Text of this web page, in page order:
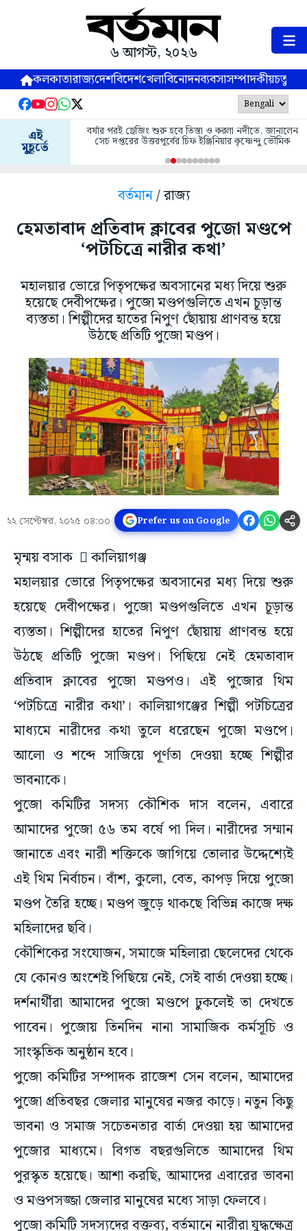
৬ আগস্ট, ২০২৬
কলকাতারাজ্যদেশবিদেশখেলাবিনোদনব্যবসাসম্পাদকীয়
এই
মুহূর্তে
বর্ষার পরই ড্রেজিং শুরু হবে তিস্তা ও করলা নদীতে, জানালেন
সেচ দপ্তরের উত্তরপূর্বের চিফ ইঞ্জিনিয়ার কৃষ্ণেন্দু ভৌমিক
বর্তমান/ রাজ্য
হেমতাবাদ প্রতিবাদ ক্লাবের পুজো মণ্ডপে
‘পটচিত্রে নারীর কথা’
মহালয়ার ভোরে পিতৃপক্ষের অবসানের মধ্য দিয়ে শুরু
হয়েছে দেবীপক্ষের। পুজো মণ্ডপগুলিতে এখন চূড়ান্ত
ব্যস্ততা। শিল্পীদের হাতের নিপুণ ছোঁয়ায় প্রাণবন্ত হয়ে
উঠছে প্রতিটি পুজো মণ্ডপ।
২২ সেপ্টেম্বর, ২০২৫ ০৪:০০ Prefer us on Google
মৃন্ময় বসাক  কালিয়াগঞ্জ
মহালয়ার ভোরে পিতৃপক্ষের অবসানের মধ্য দিয়ে শুরু
হয়েছে দেবীপক্ষের। পুজো মণ্ডপগুলিতে এখন চূড়ান্ত
ব্যস্ততা। শিল্পীদের হাতের নিপুণ ছোঁয়ায় প্রাণবন্ত হয়ে
উঠছে প্রতিটি পুজো মণ্ডপ। পিছিয়ে নেই হেমতাবাদ
প্রতিবাদ ক্লাবের পুজো মণ্ডপও। এই পুজোর থিম
‘পটচিত্রে নারীর কথা’। কালিয়াগঞ্জের শিল্পী পটচিত্রের
মাধ্যমে নারীদের কথা তুলে ধরেছেন পুজো মণ্ডপে।
আলো ও শব্দে সাজিয়ে পূর্ণতা দেওয়া হচ্ছে শিল্পীর
ভাবনাকে।
পুজো কমিটির সদস্য কৌশিক দাস বলেন, এবারে
আমাদের পুজো ৫৬ তম বর্ষে পা দিল। নারীদের সম্মান
জানাতে এবং নারী শক্তিকে জাগিয়ে তোলার উদ্দেশ্যেই
এই থিম নির্বাচন। বাঁশ, কুলো, বেত, কাপড় দিয়ে পুজো
মণ্ডপ তৈরি হচ্ছে। মণ্ডপ জুড়ে থাকছে বিভিন্ন কাজে দক্ষ
মহিলাদের ছবি।
কৌশিকের সংযোজন, সমাজে মহিলারা ছেলেদের থেকে
যে কোনও অংশেই পিছিয়ে নেই, সেই বার্তা দেওয়া হচ্ছে।
দর্শনার্থীরা আমাদের পুজো মণ্ডপে ঢুকলেই তা দেখতে
পাবেন। পুজোয় তিনদিন নানা সামাজিক কর্মসূচি ও
সাংস্কৃতিক অনুষ্ঠান হবে।
পুজো কমিটির সম্পাদক রাজেশ সেন বলেন, আমাদের
পুজো প্রতিবছর জেলার মানুষের নজর কাড়ে। নতুন কিছু
ভাবনা ও সমাজ সচেতনতার বার্তা দেওয়া হয় আমাদের
পুজোর মাধ্যমে। বিগত বছরগুলিতে আমাদের থিম
পুরস্কৃত হয়েছে। আশা করছি, আমাদের এবারের ভাবনা
ও মণ্ডপসজ্জা জেলার মানুষের মধ্যে সাড়া ফেলবে।
পুজো কমিটি সদস্যদের বক্তব্য, বর্তমানে নারীরা যুদ্ধক্ষেত্র